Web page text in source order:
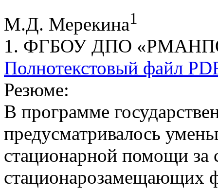
М.Д. Мерекина1
1. ФГБОУ ДПО
Полнотекстовый файл
Резюме:
В программе
предусматривалось
стационарной помощи за
стационарозамещающих